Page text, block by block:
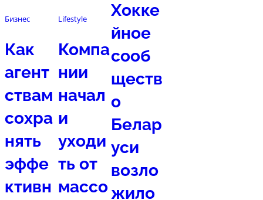
Бизнес
Как
агент
ствам
сохра
нять
эффе
ктивн
Lifestyle
Компа
нии
начал
и
уходи
ть от
массо
Хокке
йное
сооб
ществ
о
Белар
уси
возло
жило